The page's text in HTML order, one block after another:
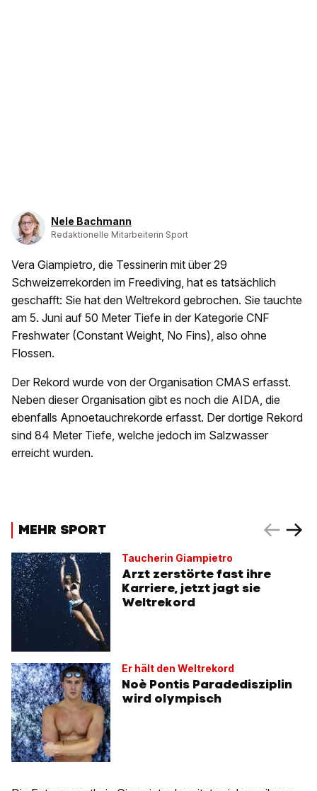
Nele Bachmann
Redaktionelle Mitarbeiterin Sport
Vera Giampietro, die Tessinerin mit über 29
Schweizerrekorden im Freediving, hat es tatsächlich
geschafft: Sie hat den Weltrekord gebrochen. Sie tauchte
am 5. Juni auf 50 Meter Tiefe in der Kategorie CNF
Freshwater (Constant Weight, No Fins), also ohne
Flossen.
Der Rekord wurde von der Organisation CMAS erfasst.
Neben dieser Organisation gibt es noch die AIDA, die
ebenfalls Apnoetauchrekorde erfasst. Der dortige Rekord
sind 84 Meter Tiefe, welche jedoch im Salzwasser
erreicht wurden.
MEHR SPORT
Taucherin Giampietro
Arzt zerstörte fast ihre
Karriere, jetzt jagt sie
Weltrekord
Er hält den Weltrekord
Noè Pontis Paradedisziplin
wird olympisch